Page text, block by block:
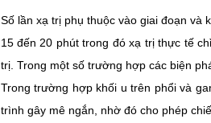
Số lần xạ trị phụ thuộc vào giai đoạn và
15 đến 20 phút trong đó xạ trị thực tế
trị. Trong một số trường hợp các biện
Trong trường hợp khối u trên phổi và
trình gây mê ngắn, nhờ đó cho phép